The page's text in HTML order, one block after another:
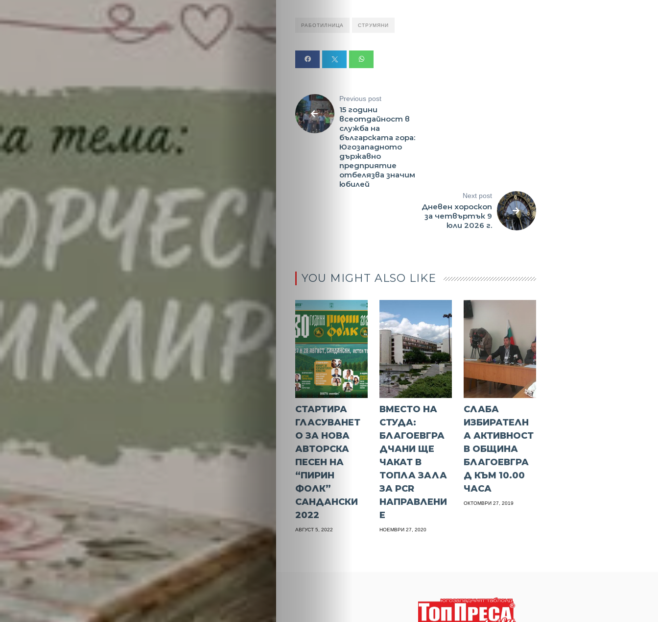
Новини
Search
РАБОТИЛНИЦА СТРУМЯНИ
Previous post
15 години
всеотдайност в
служба на
българската гора:
Югозападното
държавно
предприятие
отбелязва значим
юбилей
Next post
Дневен хороскоп
за четвъртък 9
юли 2026 г.
YOU MIGHT ALSO LIKE
СТАРТИРА
ГЛАСУВАНЕТ
О ЗА НОВА
АВТОРСКА
ПЕСЕН НА
“ПИРИН
ФОЛК”
САНДАНСКИ
2022
АВГУСТ 5, 2022
ВМЕСТО НА
СТУДА:
БЛАГОЕВГРА
ДЧАНИ ЩЕ
ЧАКАТ В
ТОПЛА ЗАЛА
ЗА PCR
НАПРАВЛЕНИ
Е
НОЕМВРИ 27, 2020
СЛАБА
ИЗБИРАТЕЛН
А АКТИВНОСТ
В ОБЩИНА
БЛАГОЕВГРА
Д КЪМ 10.00
ЧАСА
ОКТОМВРИ 27, 2019